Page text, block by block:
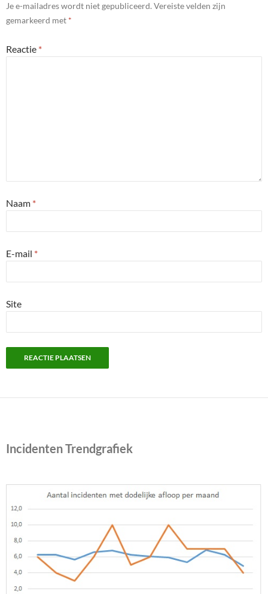
Je e-mailadres wordt niet gepubliceerd. Vereiste velden zijn
gemarkeerd met *
Reactie *
Naam *
E-mail *
Site
Incidenten Trendgrafiek